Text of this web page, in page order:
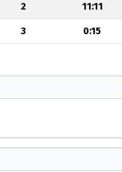
2 11:11
3 0:15